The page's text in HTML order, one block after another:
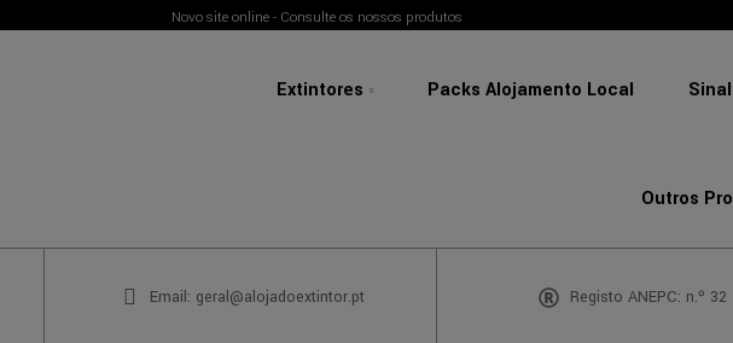
Novo site online - Consulte os nossos produtos
Extintores Packs Alojamento Local
Outros
Email: geral@alojadoextintor.pt Registo ANEPC: n.º 32